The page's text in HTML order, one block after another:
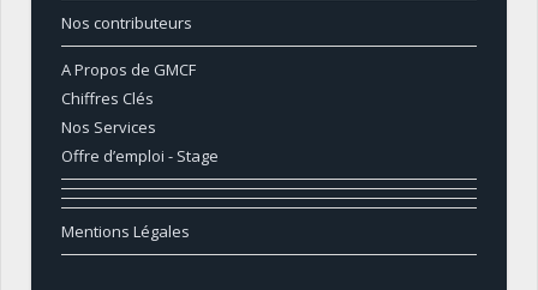
Nos contributeurs
A Propos de GMCF
Chiffres Clés
Nos Services
Offre d’emploi - Stage
Mentions Légales